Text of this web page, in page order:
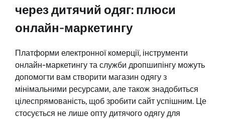
через дитячий одяг: плюси
онлайн-маркетингу
Платформи електронної комерції, інструменти
онлайн-маркетингу та служби дропшипінгу можуть
допомогти вам створити магазин одягу з
мінімальними ресурсами, але також знадобиться
цілеспрямованість, щоб зробити сайт успішним. Це
стосується не лише опту дитячого одягу для